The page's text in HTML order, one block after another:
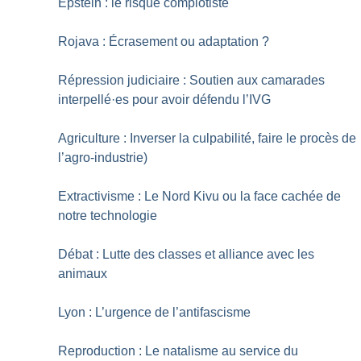
Epstein : le risque complotiste
Rojava : Écrasement ou adaptation ?
Répression judiciaire : Soutien aux camarades
interpellé·es pour avoir défendu l’IVG
Agriculture : Inverser la culpabilité, faire le procès de
l’agro-industrie)
Extractivisme : Le Nord Kivu ou la face cachée de
notre technologie
Débat : Lutte des classes et alliance avec les
animaux
Lyon : L’urgence de l’antifascisme
Reproduction : Le natalisme au service du